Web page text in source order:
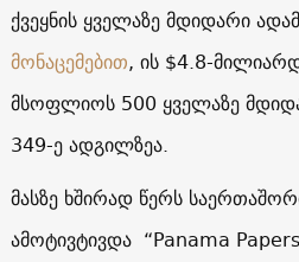
ქვეყნის ყველაზე მდიდარი
მონაცემებით, ის $4.8-
მსოფლიოს 500 ყველაზე
349-ე ადგილზეა.
მასზე ხშირად წერს
ამოტივტივდა “Panama